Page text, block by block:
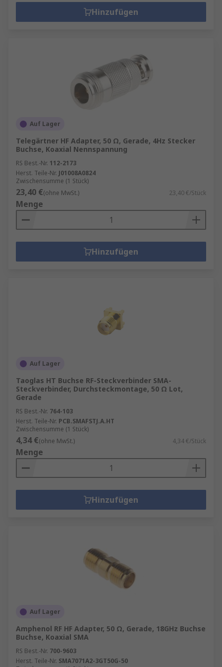
verschiedene Kabeltypen, Anschlussarten,
Montagearten usw.
Vielzahl von verschiedenen Montage- und
Anschlussarten
HF- und Koax-Adapter – ermöglichen die
Verbindung verschiedener Kabeltypen und
Kontaktbeschichtung, Betriebsfrequenzen
usw. erhältlich.
Auswahl von HF- und
Koaxialsteckverbindern
Bei diesen Komponenten müssen unbedingt die
folgenden Informationen vorliegen, bevor eine
Auswahl getroffen wird:
Betriebsfrequenz
Betriebsbedingungen
Hinzufügen
Auf Lager
Telegärtner HF Adapter, 50 Ω, Gerade, 4Hz Stecker
Buchse, Koaxial Nennspannung
RS Best.-Nr. 112-2173
Herst. Teile-Nr. J01008A0824
Zwischensumme (1 Stück)
23,40 €(ohne MwSt.) 23,40 €/Stück
Menge
Hinzufügen
Auf Lager
Taoglas HT Buchse RF-Steckverbinder SMA-
Steckverbinder, Durchsteckmontage, 50 Ω Lot,
Gerade
RS Best.-Nr. 764-103
Herst. Teile-Nr. PCB.SMAFSTJ.A.HT
Zwischensumme (1 Stück)
4,34 €(ohne MwSt.) 4,34 €/Stück
Menge
Hinzufügen
Auf Lager
Amphenol RF HF Adapter, 50 Ω, Gerade, 18GHz Buchse
Buchse, Koaxial SMA
RS Best.-Nr. 700-9603
Herst. Teile-Nr. SMA7071A2-3GT50G-50